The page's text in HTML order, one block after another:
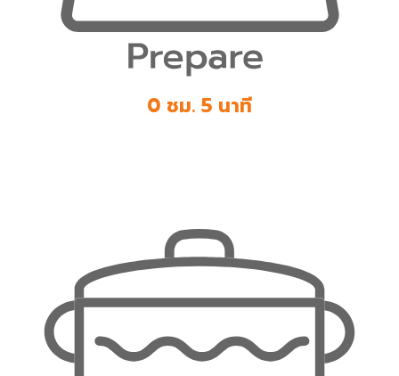
0 ชม. 5 นาที